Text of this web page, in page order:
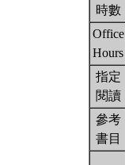
時數
Office
Hours
指定
閱讀
參考
書目